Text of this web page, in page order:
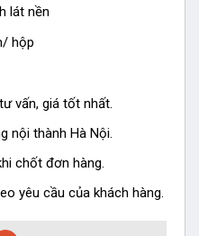
nền
hộp
vấn, giá tốt nhất.
nội thành Hà Nội.
chốt đơn hàng.
yêu cầu của khách hàng.